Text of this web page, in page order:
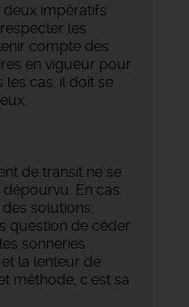
deux impératifs
les
compte des
en vigueur pour
les cas, il doit se
de transit ne se
En cas
solutions,
question de céder
sonneries
la lenteur de
méthode, c'est sa